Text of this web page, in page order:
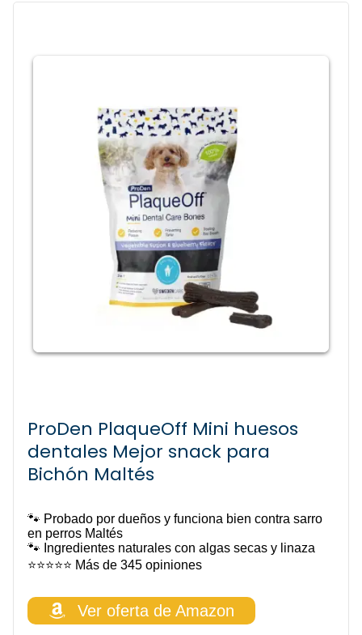
ProDen PlaqueOff Mini huesos
dentales Mejor snack para
Bichón Maltés
🐾 Probado por dueños y funciona bien contra sarro
en perros Maltés
🐾 Ingredientes naturales con algas secas y linaza
⭐️⭐️⭐️⭐️⭐️ Más de 345 opiniones
Ver oferta de Amazon